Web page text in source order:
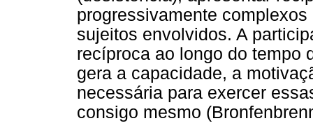
progressivamente
sujeitos envolvidos. A
recíproca ao longo do tempo
gera a capacidade, a
necessária para exercer
consigo mesmo